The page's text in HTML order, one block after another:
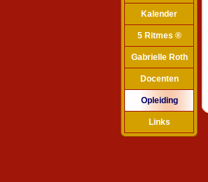
Kalender
5 Ritmes ®
Gabrielle Roth
Docenten
Opleiding
Links